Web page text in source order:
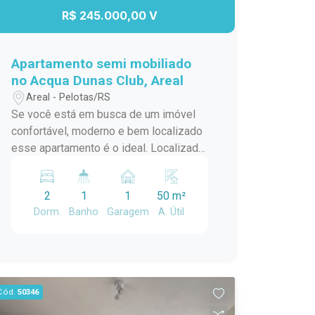
R$ 245.000,00 V
Apartamento semi mobiliado
no Acqua Dunas Club, Areal
Areal - Pelotas/RS
Se você está em busca de um imóvel
confortável, moderno e bem localizado
esse apartamento é o ideal. Localizado
oque você precisa para viver com
qualidade e praticidade. São dois
dormitórios bem iluminados Sala e
armário planejado em um dos
dormitórios e no outro base cama box e
2
Dorm.
1
Banho
1
Garagem
50 m²
A. Útil
50346